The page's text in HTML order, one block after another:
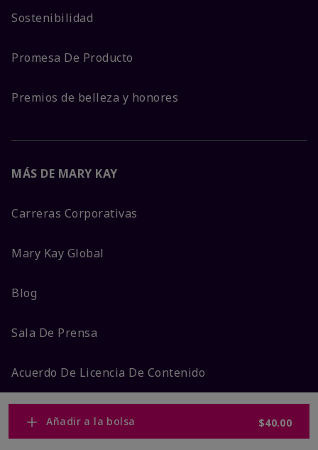
Añadir a la bolsa $40.00
Sostenibilidad
Promesa De Producto
Premios de belleza y honores
MÁS DE MARY KAY
Carreras Corporativas
Mary Kay Global
Blog
Sala De Prensa
Acuerdo De Licencia De Contenido